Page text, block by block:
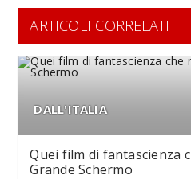
ARTICOLI CORRELATI
DALL'ITALIA
Quei film di fantascienza
Grande Schermo